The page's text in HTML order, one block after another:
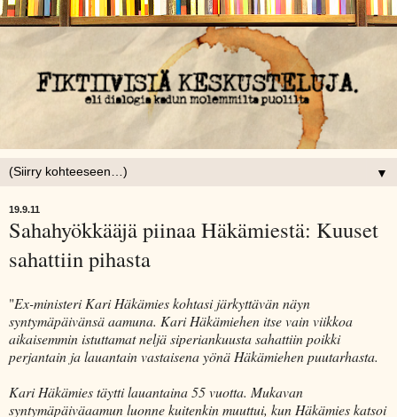
▼
19.9.11
Sahahyökkääjä piinaa Häkämiestä: Kuuset
sahattiin pihasta
"Ex-ministeri Kari Häkämies kohtasi järkyttävän näyn
syntymäpäivänsä aamuna. Kari Häkämiehen itse vain viikkoa
aikaisemmin istuttamat neljä siperiankuusta sahattiin poikki
perjantain ja lauantain vastaisena yönä Häkämiehen puutarhasta.
Kari Häkämies täytti lauantaina 55 vuotta. Mukavan
syntymäpäiväaamun luonne kuitenkin muuttui, kun Häkämies katsoi